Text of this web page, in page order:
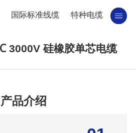
国际标准线缆 特种电缆
3000V 硅橡胶单芯电缆
产品介绍